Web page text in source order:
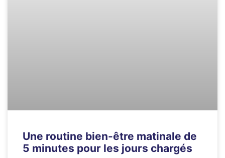
Une routine bien-être matinale de
5 minutes pour les jours chargés